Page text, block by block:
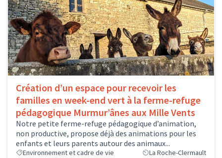
Création d’un espace pour recevoir les
familles en week-end vert à la ferme-refuge
pédagogique Murmur’ânes aux Mille Vents
Notre petite ferme-refuge pédagogique d’animation,
non productive, propose déjà des animations pour les
enfants et leurs parents autour des animaux...
Environnement et cadre de vie La Roche-Clermault